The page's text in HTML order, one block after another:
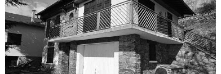
VOIR LE BIEN